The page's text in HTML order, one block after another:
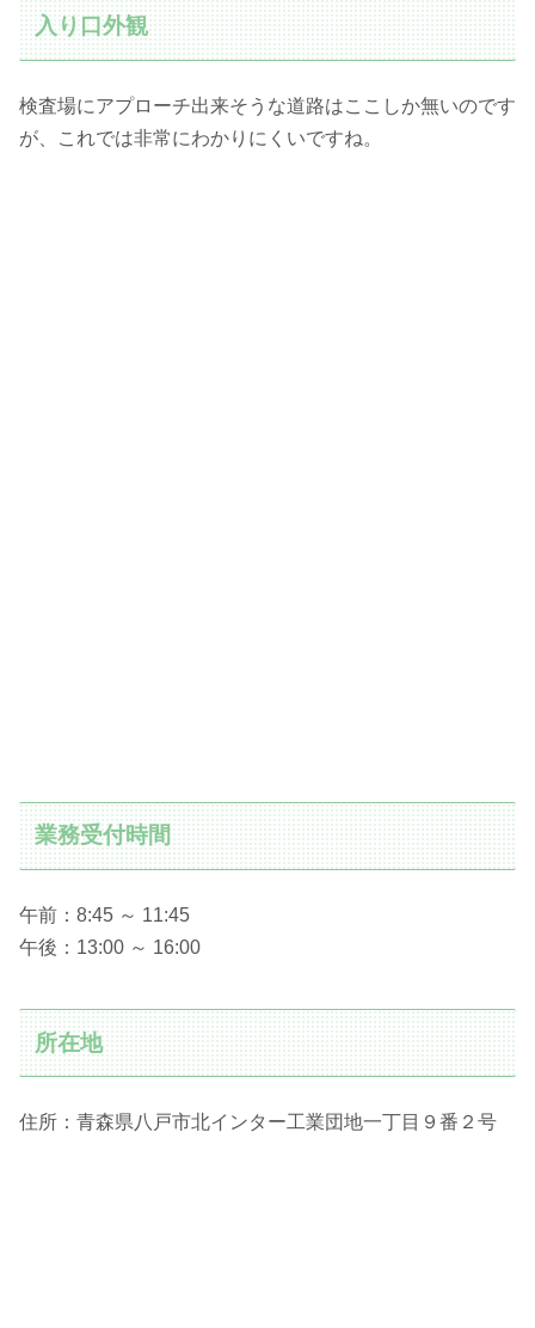
入り口外観
検査場にアプローチ出来そうな道路はここしか無いのです
が、これでは非常にわかりにくいですね。
業務受付時間
午前：8:45 ～ 11:45
午後：13:00 ～ 16:00
所在地
住所：青森県八戸市北インター工業団地一丁目９番２号